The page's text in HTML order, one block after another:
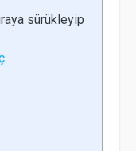
sürükleyip